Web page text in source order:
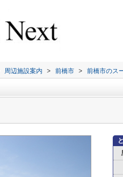
周辺施設案内 > 前橋市 > 前橋市のス